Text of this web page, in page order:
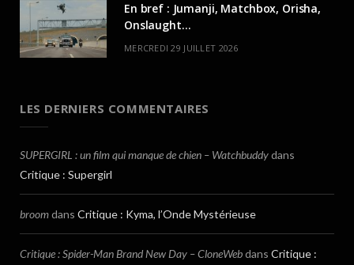
En bref : Jumanji, Matchbox, Orisha,
Onslaught…
MERCREDI 29 JUILLET 2026
LES DERNIERS COMMENTAIRES
SUPERGIRL : un film qui manque de chien – Watchbuddydans
Critique : Supergirl
broomdans Critique : Kyma, l’Onde Mystérieuse
Critique : Spider-Man Brand New Day – CloneWebdans Critique :